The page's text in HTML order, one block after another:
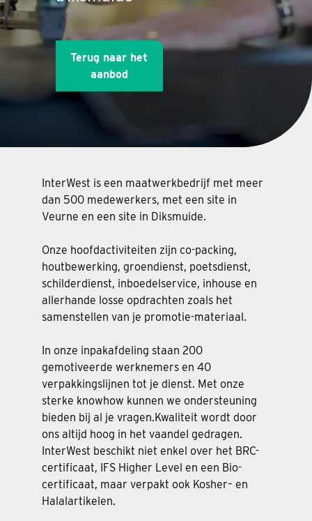
Terug naar het
aanbod
InterWest is een maatwerkbedrijf met meer
dan 500 medewerkers, met een site in
Veurne en een site in Diksmuide.
Onze hoofdactiviteiten zijn co-packing,
houtbewerking, groendienst, poetsdienst,
schilderdienst, inboedelservice, inhouse en
allerhande losse opdrachten zoals het
samenstellen van je promotie-materiaal.
In onze inpakafdeling staan 200
gemotiveerde werknemers en 40
verpakkingslijnen tot je dienst. Met onze
sterke knowhow kunnen we ondersteuning
bieden bij al je vragen.Kwaliteit wordt door
ons altijd hoog in het vaandel gedragen.
InterWest beschikt niet enkel over het BRC-
certificaat, IFS Higher Level en een Bio-
certificaat, maar verpakt ook Kosher– en
Halalartikelen.